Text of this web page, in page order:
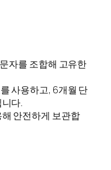
자를 조합해 고유한
사용하고, 6개월 단
다.
안전하게 보관합